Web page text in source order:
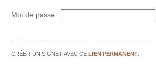
Mot de passe :
CRÉER UN SIGNET AVEC CELIEN PERMANENT